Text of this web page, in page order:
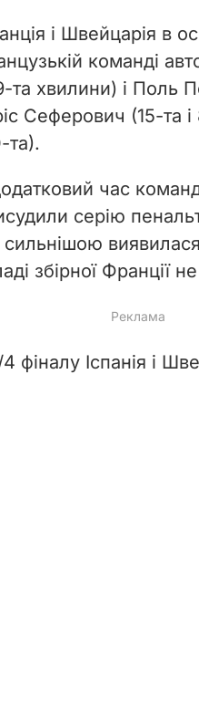
і Швейцарія в
команді
та хвилини) і Поль
Сеферович (15-та
та).
час
серію
сильнішою
збірної Франції
фіналу Іспанія і